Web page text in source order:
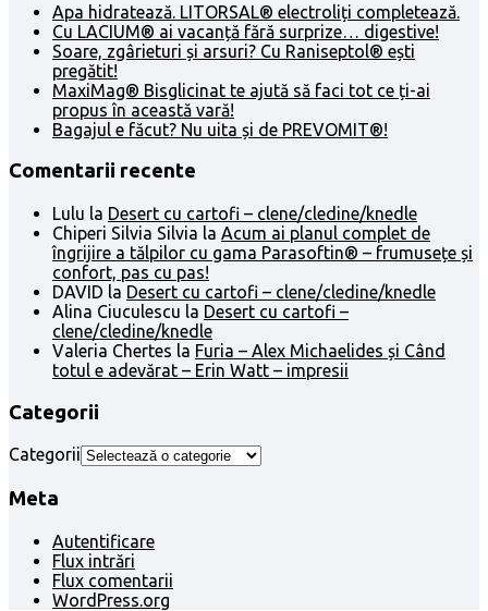
Apa hidratează. LITORSAL® electroliți completează.
Cu LACIUM® ai vacanță fără surprize… digestive!
Soare, zgârieturi și arsuri? Cu Raniseptol® ești
pregătit!
MaxiMag® Bisglicinat te ajută să faci tot ce ți-ai
propus în această vară!
Bagajul e făcut? Nu uita și de PREVOMIT®!
Comentarii recente
Lulu la Desert cu cartofi – clene/cledine/knedle
Chiperi Silvia Silvia la Acum ai planul complet de
îngrijire a tălpilor cu gama Parasoftin® – frumusețe și
confort, pas cu pas!
DAVID la Desert cu cartofi – clene/cledine/knedle
Alina Ciuculescu la Desert cu cartofi –
clene/cledine/knedle
Valeria Chertes la Furia – Alex Michaelides și Când
totul e adevărat – Erin Watt – impresii
Categorii
Categorii
Meta
Autentificare
Flux intrări
Flux comentarii
WordPress.org